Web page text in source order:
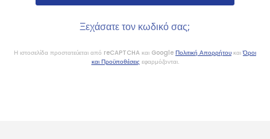
Ξεχάσατε τον κωδικό σας;
Η ιστοσελίδα προστατεύεται από reCAPTCHA και Google Πολιτική Απορρήτου καιΌροι
και Προϋποθέσειςεφαρμόζονται.